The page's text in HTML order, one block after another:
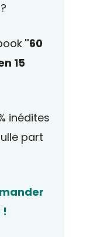
"60
15
inédites
part
!